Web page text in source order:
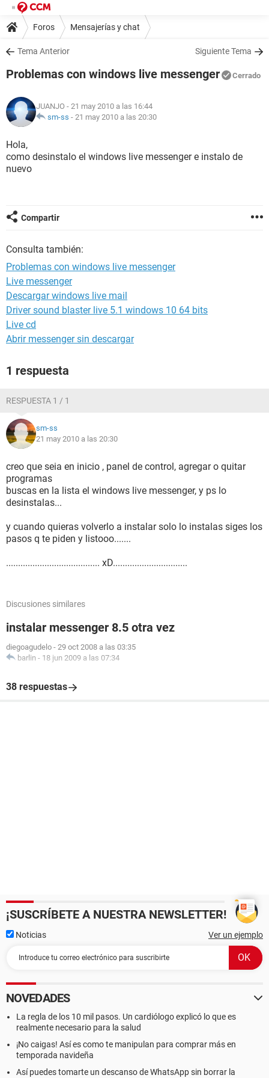
Foros Mensajerías y chat
Tema Anterior Siguiente Tema
Problemas con windows live messenger Cerrado
JUANJO - 21 may 2010 a las 16:44
sm-ss - 21 may 2010 a las 20:30
Hola,
como desinstalo el windows live messenger e instalo de
nuevo
Compartir
Consulta también:
Problemas con windows live messenger
Live messenger
Descargar windows live mail
Driver sound blaster live 5.1 windows 10 64 bits
Live cd
Abrir messenger sin descargar
1 respuesta
RESPUESTA 1 / 1
sm-ss
21 may 2010 a las 20:30
creo que seia en inicio , panel de control, agregar o quitar
programas
buscas en la lista el windows live messenger, y ps lo
desinstalas...
y cuando quieras volverlo a instalar solo lo instalas siges los
pasos q te piden y listooo.......
....................................... xD...............................
Discusiones similares
instalar messenger 8.5 otra vez
diegoagudelo - 29 oct 2008 a las 03:35
barlin - 18 jun 2009 a las 07:34
38 respuestas
¡SUSCRÍBETE A NUESTRA NEWSLETTER!
Noticias Ver un ejemplo
NOVEDADES
La regla de los 10 mil pasos. Un cardiólogo explicó lo que es
realmente necesario para la salud
¡No caigas! Así es como te manipulan para comprar más en
temporada navideña
Así puedes tomarte un descanso de WhatsApp sin borrar la